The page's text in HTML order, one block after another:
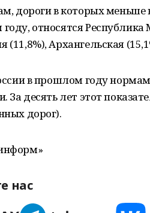
дороги в которых меньше
относятся Республика
Архангельская
в прошлом году нормам
За десять лет этот
дорог).
нас